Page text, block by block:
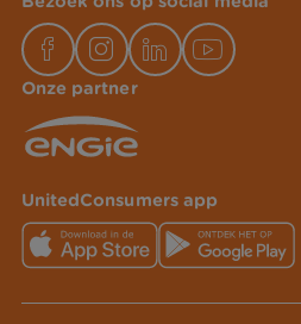
Onze partner
UnitedConsumers app